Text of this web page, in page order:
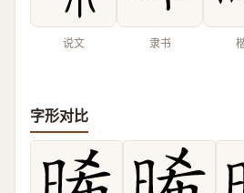
说文 隶书
字形对比